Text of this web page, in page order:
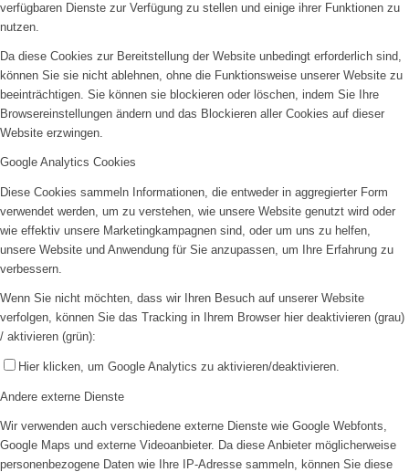
verfügbaren Dienste zur Verfügung zu stellen und einige ihrer Funktionen zu
nutzen.
Da diese Cookies zur Bereitstellung der Website unbedingt erforderlich sind,
können Sie sie nicht ablehnen, ohne die Funktionsweise unserer Website zu
beeinträchtigen. Sie können sie blockieren oder löschen, indem Sie Ihre
Browsereinstellungen ändern und das Blockieren aller Cookies auf dieser
Website erzwingen.
Google Analytics Cookies
Diese Cookies sammeln Informationen, die entweder in aggregierter Form
verwendet werden, um zu verstehen, wie unsere Website genutzt wird oder
wie effektiv unsere Marketingkampagnen sind, oder um uns zu helfen,
unsere Website und Anwendung für Sie anzupassen, um Ihre Erfahrung zu
verbessern.
Wenn Sie nicht möchten, dass wir Ihren Besuch auf unserer Website
verfolgen, können Sie das Tracking in Ihrem Browser hier deaktivieren (grau)
/ aktivieren (grün):
Hier klicken, um Google Analytics zu aktivieren/deaktivieren.
Andere externe Dienste
Wir verwenden auch verschiedene externe Dienste wie Google Webfonts,
Google Maps und externe Videoanbieter. Da diese Anbieter möglicherweise
personenbezogene Daten wie Ihre IP-Adresse sammeln, können Sie diese